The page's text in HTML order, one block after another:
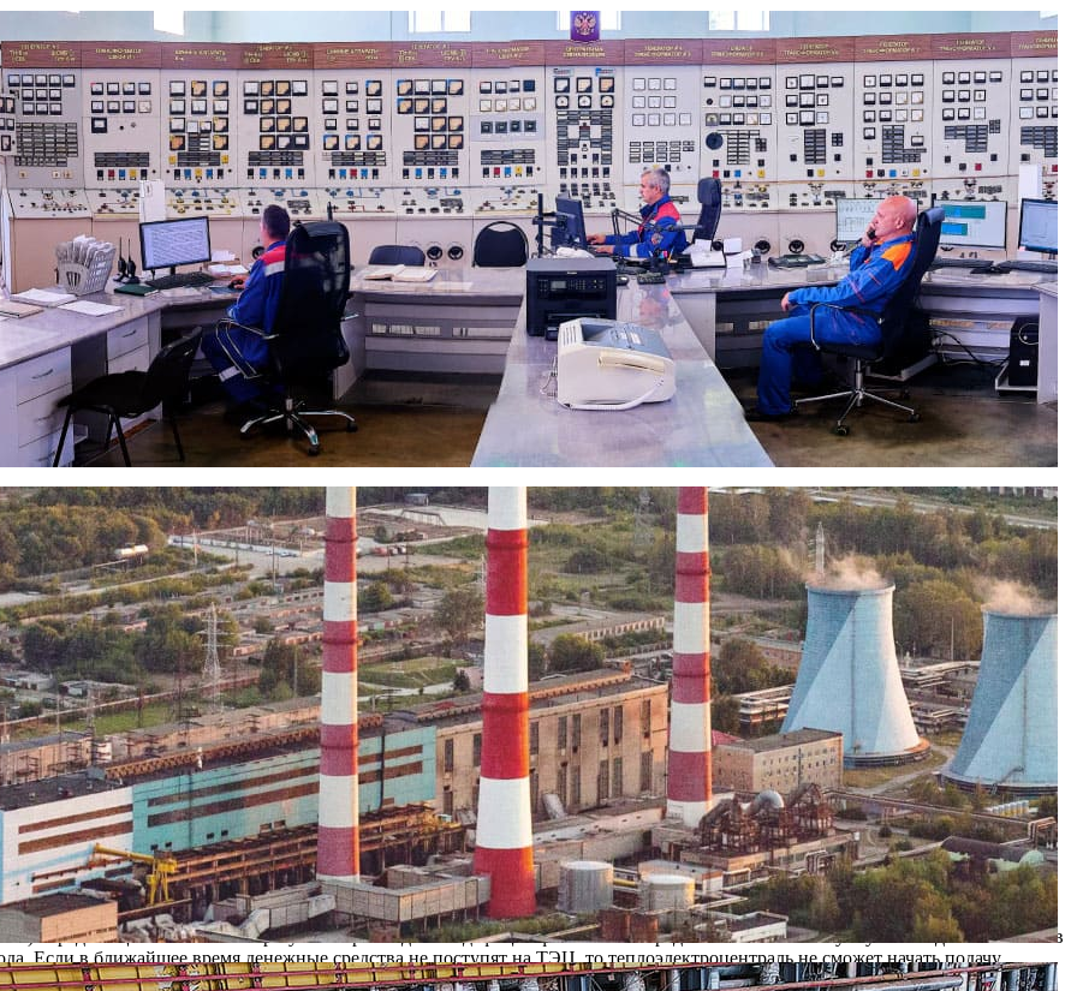
агентстве «7 новостей» состоялась пресс-
региона по проблеме задолженности МУП
пресс-конференция трех ведущих энергокомпаний региона. В ней принимали участие генеральный директор ООО
Рязанского филиала ООО «Ново-Рязанская ТЭЦ» Рычагов Сергей Сергеевич, директор филиала ОАО «ТГК -4» — «Рязанская
нарастанием задолженности МУП «Рязанское муниципальное предприятие тепловых сетей» перед поставщиками
С.С. отметил, что станция 5 августа завершит ремонтные работы по подготовке теплофикационного оборудования
в запланированный двухнедельный срок, и 6 августа станция будет технически готова начать подачу горячей воды в
поступление горячей воды должно быть возобновлено с 9 августа. Однако наличие значительной задолженности
перед ТЭЦ и возникший в результате роста долгов дефицит финансовых средств осложняет покупку необходимых объемов
Если в ближайшее время денежные средства не поступят на ТЭЦ, то теплоэлектроцентраль не сможет начать подачу
округам города Рязани.